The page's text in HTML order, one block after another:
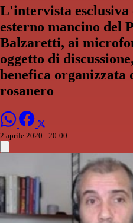
L'intervista esclusiva
esterno mancino del
Balzaretti, ai
oggetto di
benefica organizzata
rosanero
2 aprile 2020 - 20:00